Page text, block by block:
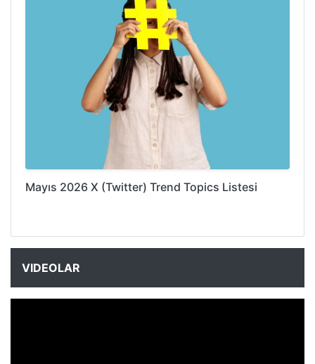
Mayıs 2026 X (Twitter) Trend Topics Listesi
VIDEOLAR